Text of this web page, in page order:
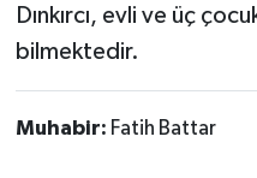
Dınkırcı, evli ve üç
bilmektedir.
Muhabir: Fatih Battar